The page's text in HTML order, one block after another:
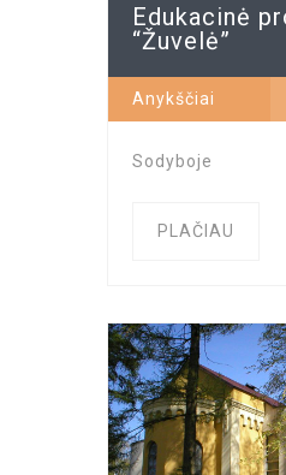
Edukacinė
“Žuvelė”
Anykščiai
Sodyboje
PLAČIAU